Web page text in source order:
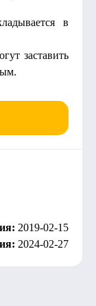
в
заставить
2019-02-15
2024-02-27